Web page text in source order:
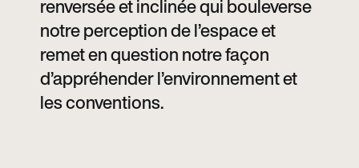
renversée et inclinée qui bouleverse
notre perception de l’espace et
remet en question notre façon
d’appréhender l’environnement et
les conventions.